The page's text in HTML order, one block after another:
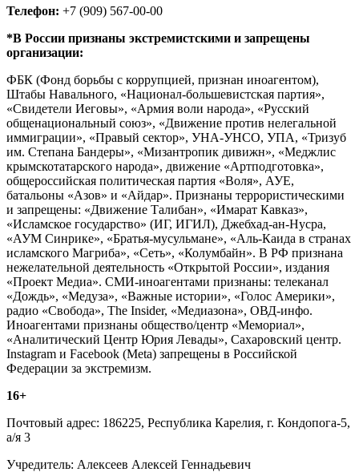
Телефон: +7 (909) 567-00-00
*В России признаны экстремистскими и запрещены
организации:
ФБК (Фонд борьбы с коррупцией, признан иноагентом),
Штабы Навального, «Национал-большевистская партия»,
«Свидетели Иеговы», «Армия воли народа», «Русский
общенациональный союз», «Движение против нелегальной
иммиграции», «Правый сектор», УНА-УНСО, УПА, «Тризуб
им. Степана Бандеры», «Мизантропик дивижн», «Меджлис
крымскотатарского народа», движение «Артподготовка»,
общероссийская политическая партия «Воля», АУЕ,
батальоны «Азов» и «Айдар». Признаны террористическими
и запрещены: «Движение Талибан», «Имарат Кавказ»,
«Исламское государство» (ИГ, ИГИЛ), Джебхад-ан-Нусра,
«АУМ Синрике», «Братья-мусульмане», «Аль-Каида в странах
исламского Магриба», «Сеть», «Колумбайн». В РФ признана
нежелательной деятельность «Открытой России», издания
«Проект Медиа». СМИ-иноагентами признаны: телеканал
«Дождь», «Медуза», «Важные истории», «Голос Америки»,
радио «Свобода», The Insider, «Медиазона», ОВД-инфо.
Иноагентами признаны общество/центр «Мемориал»,
«Аналитический Центр Юрия Левады», Сахаровский центр.
Instagram и Facebook (Metа) запрещены в Российской
Федерации за экстремизм.
16+
Почтовый адрес: 186225, Республика Карелия, г. Кондопога-5,
а/я 3
Учредитель: Алексеев Алексей Геннадьевич